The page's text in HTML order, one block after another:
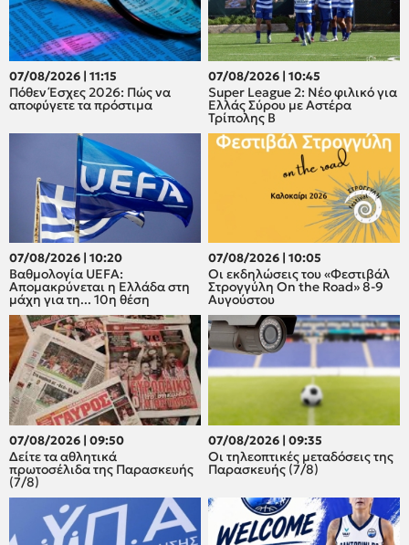
07/08/2026 | 11:15
Πόθεν Έσχες 2026: Πώς να
αποφύγετε τα πρόστιμα
07/08/2026 | 10:45
Super League 2: Νέο φιλικό για
Ελλάς Σύρου με Αστέρα
Τρίπολης Β
07/08/2026 | 10:20
Βαθμολογία UEFA:
Απομακρύνεται η Ελλάδα στη
μάχη για τη... 10η θέση
07/08/2026 | 10:05
Οι εκδηλώσεις του «Φεστιβάλ
Στρογγύλη On the Road» 8-9
Αυγούστου
07/08/2026 | 09:50
Δείτε τα αθλητικά
πρωτοσέλιδα της Παρασκευής
(7/8)
07/08/2026 | 09:35
Οι τηλεοπτικές μεταδόσεις της
Παρασκευής (7/8)